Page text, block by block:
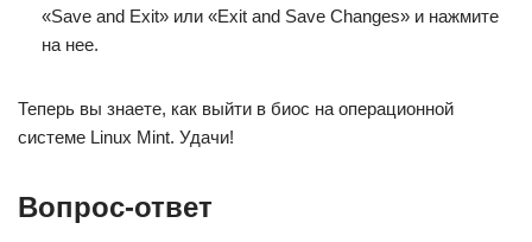
«Save and Exit» или «Exit and Save Changes» и нажмите
на нее.
Теперь вы знаете, как выйти в биос на операционной
системе Linux Mint. Удачи!
Вопрос-ответ